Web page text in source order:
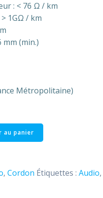
: < 76 Ω / km
> 1GΩ / km
mm (min.)
Métropolitaine)
au panier
, Cordon Étiquettes : Audio,